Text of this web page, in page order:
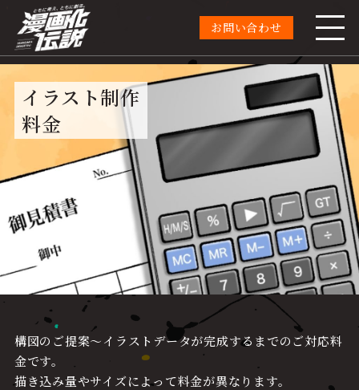
お問い合わせ
イラスト制作
料金
構図のご提案～イラストデータが完成するまでのご対応料
金です。
描き込み量やサイズによって料金が異なります。